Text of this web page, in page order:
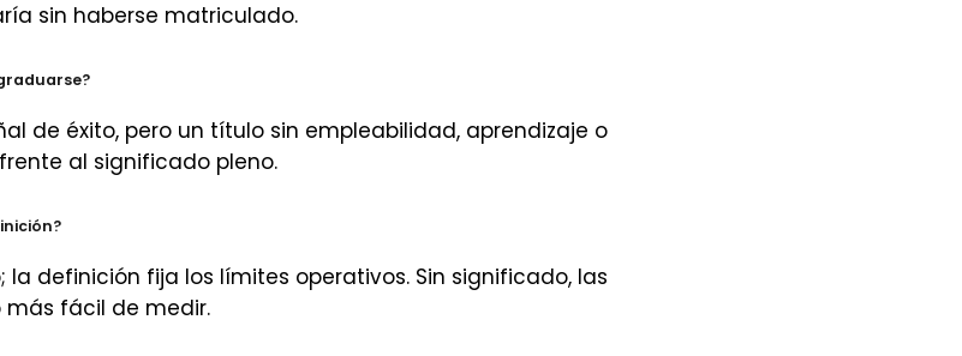
sin haberse matriculado.
de éxito, pero un título sin empleabilidad, aprendizaje o
al significado pleno.
la definición fija los límites operativos. Sin significado, las
fácil de medir.